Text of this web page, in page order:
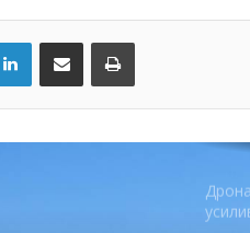
LinkedInПоделиться по электронной почте Распечатать